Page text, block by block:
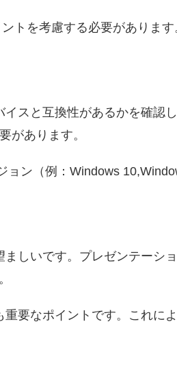
トを考慮する必要があります
スと互換性があるかを確認し
があります。
ン（例：Windows
しいです。プレゼンテーシ
要なポイントです。これに